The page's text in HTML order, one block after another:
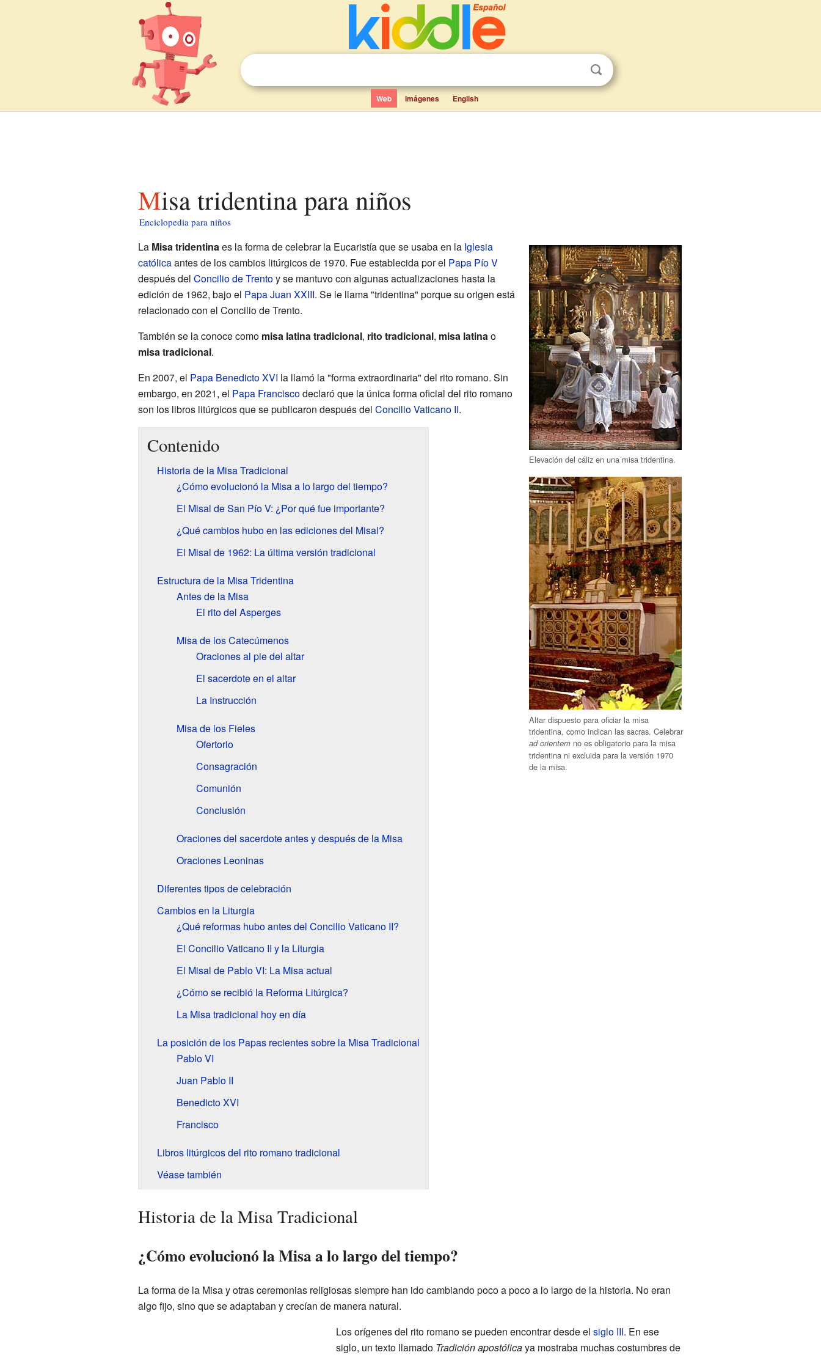
Web Imágenes English
Misa tridentina para niños
Enciclopedia para niños
Elevación del cáliz en una misa tridentina.
Altar dispuesto para oficiar la misa
tridentina, como indican las sacras. Celebrar
ad orientem no es obligatorio para la misa
tridentina ni excluida para la versión 1970
de la misa.
La Misa tridentinaes la forma de celebrar la Eucaristía que se usaba en la Iglesia
católicaantes de los cambios litúrgicos de 1970. Fue establecida por el Papa Pío V
después del Concilio de Trentoy se mantuvo con algunas actualizaciones hasta la
edición de 1962, bajo el PapaJuan XXIII. Se le llama "tridentina" porque su origen está
relacionado con el Concilio de Trento.
También se la conoce como misa latina tradicional, rito tradicional, misa latinao
misa tradicional.
En 2007, el Papa Benedicto XVI la llamó la "forma extraordinaria" del rito romano. Sin
embargo, en 2021, el Papa Franciscodeclaró que la única forma oficial del rito romano
son los libros litúrgicos que se publicaron después del Concilio Vaticano II.
Contenido
Historia de la Misa Tradicional
¿Cómo evolucionó la Misa a lo largo del tiempo?
El Misal de San Pío V: ¿Por qué fue importante?
¿Qué cambios hubo en las ediciones del Misal?
El Misal de 1962: La última versión tradicional
Estructura de la Misa Tridentina
Antes de la Misa
El rito del Asperges
Misa de los Catecúmenos
Oraciones al pie del altar
El sacerdote en el altar
La Instrucción
Misa de los Fieles
Ofertorio
Consagración
Comunión
Conclusión
Oraciones del sacerdote antes y después de la Misa
Oraciones Leoninas
Diferentes tipos de celebración
Cambios en la Liturgia
¿Qué reformas hubo antes del Concilio Vaticano II?
El Concilio Vaticano II y la Liturgia
El Misal de Pablo VI: La Misa actual
¿Cómo se recibió la Reforma Litúrgica?
La Misa tradicional hoy en día
La posición de los Papas recientes sobre la Misa Tradicional
Pablo VI
Juan Pablo II
Benedicto XVI
Francisco
Libros litúrgicos del rito romano tradicional
Véase también
Historia de la Misa Tradicional
¿Cómo evolucionó la Misa a lo largo del tiempo?
La forma de la Misa y otras ceremonias religiosas siempre han ido cambiando poco a poco a lo largo de la historia. No eran
algo fijo, sino que se adaptaban y crecían de manera natural.
Los orígenes del rito romano se pueden encontrar desde el siglo III. En ese
siglo, un texto llamado Tradición apostólicaya mostraba muchas costumbres de